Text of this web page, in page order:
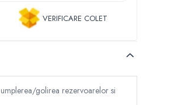
VERIFICARE COLET
golirea rezervoarelor si